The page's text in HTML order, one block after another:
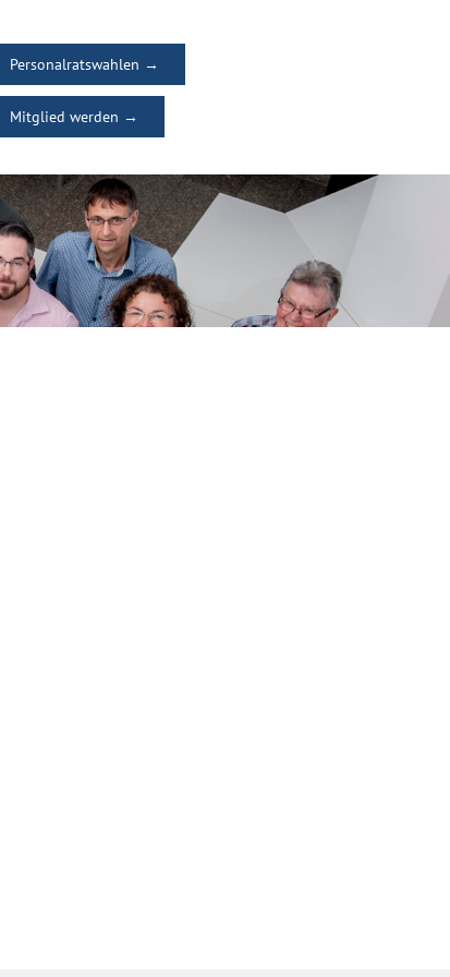
Personalratswahlen →
Mitglied werden →